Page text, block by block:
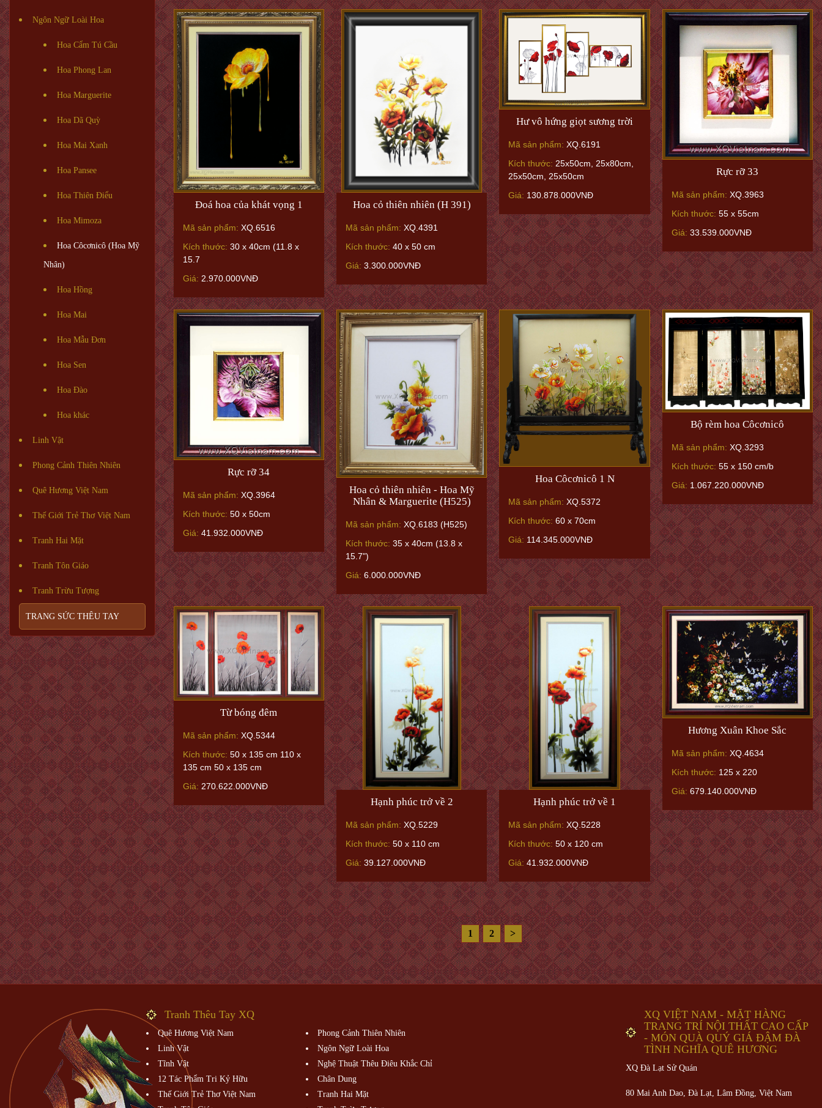
Ngôn Ngữ Loài Hoa
Hoa Cẩm Tú Cầu
Hoa Phong Lan
Hoa Marguerite
Hoa Dã Quỳ
Hoa Mai Xanh
Hoa Pansee
Hoa Thiên Điểu
Hoa Mimoza
Hoa Côcơnicô (Hoa Mỹ
Nhân)
Hoa Hồng
Hoa Mai
Hoa Mẫu Đơn
Hoa Sen
Hoa Đào
Hoa khác
Linh Vật
Phong Cảnh Thiên Nhiên
Quê Hương Việt Nam
Thế Giới Trẻ Thơ Việt Nam
Tranh Hai Mặt
Tranh Tôn Giáo
Tranh Trừu Tượng
TRANG SỨC THÊU TAY
Đoá hoa của khát vọng 1
Mã sản phẩm: XQ.6516
Kích thước: 30 x 40cm (11.8 x
15.7
Giá: 2.970.000VNĐ
Hoa cỏ thiên nhiên (H 391)
Mã sản phẩm: XQ.4391
Kích thước: 40 x 50 cm
Giá: 3.300.000VNĐ
Hư vô hứng giọt sương trời
Mã sản phẩm: XQ.6191
Kích thước: 25x50cm, 25x80cm,
25x50cm, 25x50cm
Giá: 130.878.000VNĐ
Rực rỡ 33
Mã sản phẩm: XQ.3963
Kích thước: 55 x 55cm
Giá: 33.539.000VNĐ
Rực rỡ 34
Mã sản phẩm: XQ.3964
Kích thước: 50 x 50cm
Giá: 41.932.000VNĐ
Hoa cỏ thiên nhiên - Hoa Mỹ
Nhân & Marguerite (H525)
Mã sản phẩm: XQ.6183 (H525)
Kích thước: 35 x 40cm (13.8 x
15.7")
Giá: 6.000.000VNĐ
Hoa Côcơnicô 1 N
Mã sản phẩm: XQ.5372
Kích thước: 60 x 70cm
Giá: 114.345.000VNĐ
Bộ rèm hoa Côcơnicô
Mã sản phẩm: XQ.3293
Kích thước: 55 x 150 cm/b
Giá: 1.067.220.000VNĐ
Từ bóng đêm
Mã sản phẩm: XQ.5344
Kích thước: 50 x 135 cm 110 x
135 cm 50 x 135 cm
Giá: 270.622.000VNĐ
Hạnh phúc trở về 2
Mã sản phẩm: XQ.5229
Kích thước: 50 x 110 cm
Giá: 39.127.000VNĐ
Hạnh phúc trở về 1
Mã sản phẩm: XQ.5228
Kích thước: 50 x 120 cm
Giá: 41.932.000VNĐ
Hương Xuân Khoe Sắc
Mã sản phẩm: XQ.4634
Kích thước: 125 x 220
Giá: 679.140.000VNĐ
1 2 >
Tranh Thêu Tay XQ
Quê Hương Việt Nam
Phong Cảnh Thiên Nhiên
Linh Vật
Ngôn Ngữ Loài Hoa
Tĩnh Vật
Nghệ Thuật Thêu Điêu Khắc Chỉ
12 Tác Phẩm Tri Kỷ Hữu
Chân Dung
Thế Giới Trẻ Thơ Việt Nam
Tranh Hai Mặt
XQ VIỆT NAM - MẶT HÀNG
TRANG TRÍ NỘI THẤT CAO CẤP
- MÓN QUÀ QUÝ GIÁ ĐẬM ĐÀ
TÌNH NGHĨA QUÊ HƯƠNG
XQ Đà Lạt Sử Quán
80 Mai Anh Dao, Đà Lạt, Lâm Đồng, Việt Nam